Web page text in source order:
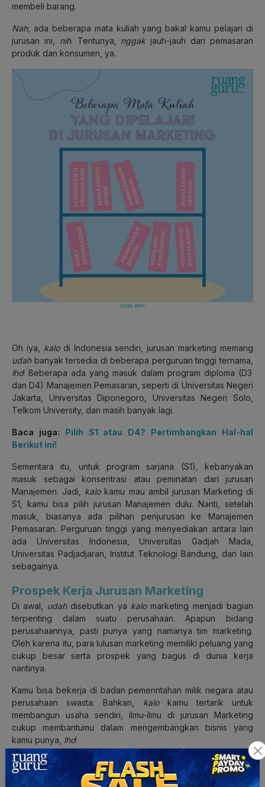
membeli barang.
Nah, ada beberapa mata kuliah yang bakal kamu pelajari di
jurusan ini, nih. Tentunya, nggakjauh-jauh dari pemasaran
produk dan konsumen, ya.
Oh iya, kalodi Indonesia sendiri, jurusan marketing memang
udahbanyak tersedia di beberapa perguruan tinggi ternama,
lho! Beberapa ada yang masuk dalam program diploma (D3
dan D4) Manajemen Pemasaran, seperti di Universitas Negeri
Jakarta, Universitas Diponegoro, Universitas Negeri Solo,
Telkom University, dan masih banyak lagi.
Baca juga: Pilih S1 atau D4? Pertimbangkan Hal-hal
Berikut ini!
Sementara itu, untuk program sarjana (S1), kebanyakan
masuk sebagai konsentrasi atau peminatan dari jurusan
Manajemen. Jadi, kalokamu mau ambil jurusan Marketing di
S1, kamu bisa pilih jurusan Manajemen dulu. Nanti, setelah
masuk, biasanya ada pilihan penjurusan ke Manajemen
Pemasaran. Perguruan tinggi yang menyediakan antara lain
ada Universitas Indonesia, Universitas Gadjah Mada,
Universitas Padjadjaran, Institut Teknologi Bandung, dan lain
sebagainya.
Prospek Kerja Jurusan Marketing
Di awal, udahdisebutkan ya kalomarketing menjadi bagian
terpenting dalam suatu perusahaan. Apapun bidang
perusahaannya, pasti punya yang namanya tim marketing.
Oleh karena itu, para lulusan marketing memiliki peluang yang
cukup besar serta prospek yang bagus di dunia kerja
nantinya.
Kamu bisa bekerja di badan pemerintahan milik negara atau
perusahaan swasta. Bahkan, kalokamu tertarik untuk
membangun usaha sendiri, ilmu-ilmu di jurusan Marketing
cukup membantumu dalam mengembangkan bisnis yang
kamu punya, lho!